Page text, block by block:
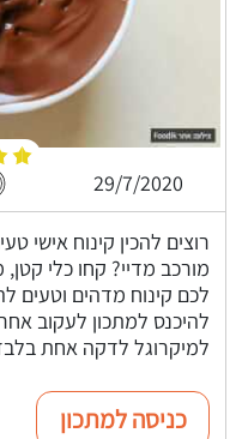
29/7/2020
רוצים להכין קינוח אישי
מורכב מדיי? קחו כלי
לכם קינוח מדהים וטעים
להיכנס למתכון לעקוב
למיקרוגל לדקה אחת
כניסה למתכון